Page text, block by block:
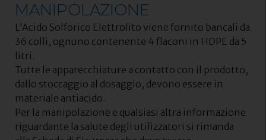
MANIPOLAZIONE
L'Acido Solforico Elettrolito viene fornito bancali da
36 colli, ognuno contenente 4 flaconi in HDPE da 5
litri.
Tutte le apparecchiature a contatto con il prodotto,
dallo stoccaggio al dosaggio, devono essere in
materiale antiacido.
Per la manipolazione e qualsiasi altra informazione
riguardante la salute degli utilizzatori si rimanda